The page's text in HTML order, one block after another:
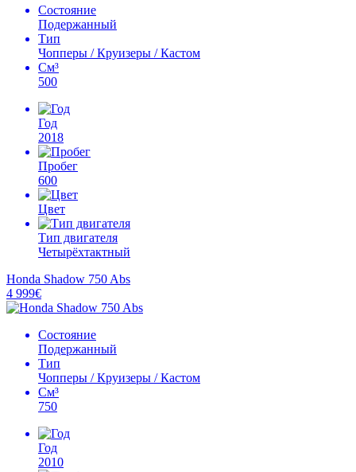
Состояние
Подержанный
Тип
Чопперы / Круизеры / Кастом
См³
500
Год
2018
Пробег
600
Цвет
Тип двигателя
Четырёхтактный
Honda Shadow 750 Abs
4 999€
Состояние
Подержанный
Тип
Чопперы / Круизеры / Кастом
См³
750
Год
2010